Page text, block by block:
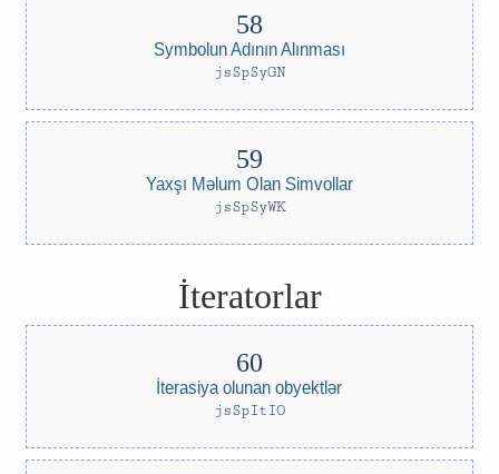
Symbolun Adının Alınması
jsSpSyGN
Yaxşı Məlum Olan Simvollar
jsSpSyWK
İteratorlar
İterasiya olunan obyektlər
jsSpItIO